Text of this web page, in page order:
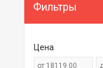
Фильтры
Цена